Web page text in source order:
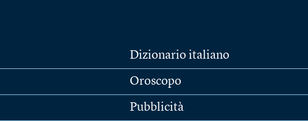
Dizionario italiano
Oroscopo
Pubblicità